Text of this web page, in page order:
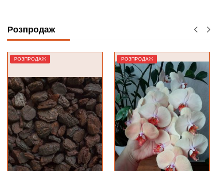
Розпродаж
РОЗПРОДАЖ РОЗПРОДАЖ